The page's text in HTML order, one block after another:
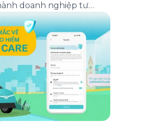
doanh nghiệp tư
nhất Việt Nam, lọt Top 30
Đông Nam Á theo
Tạp chí Fortune (Mỹ).
thành lập (8/8/1993
SM trân […]